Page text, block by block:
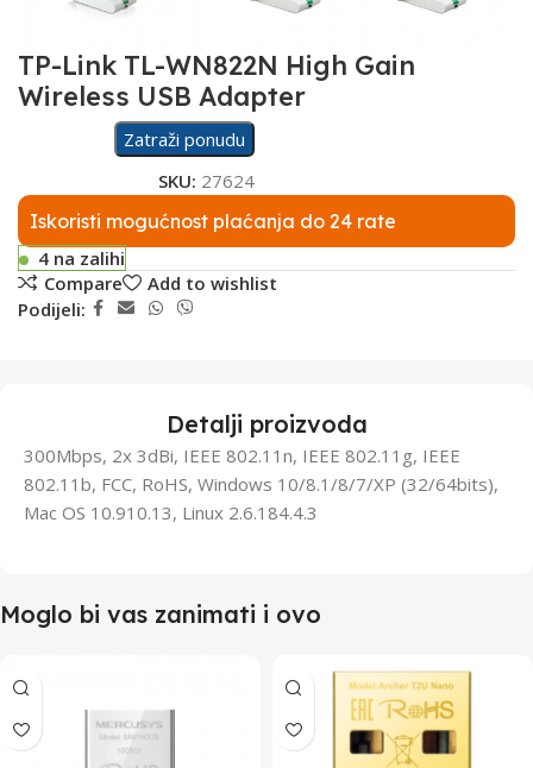
TP-Link TL-WN822N High Gain
Wireless USB Adapter
Zatraži ponudu
SKU: 27624
Iskoristi mogućnost plaćanja do 24 rate
4 na zalihi
Compare
Add to wishlist
Podijeli:
Detalji proizvoda
300Mbps, 2x 3dBi, IEEE 802.11n, IEEE 802.11g, IEEE
802.11b, FCC, RoHS, Windows 10/8.1/8/7/XP (32/64bits),
Mac OS 10.910.13, Linux 2.6.184.4.3
Moglo bi vas zanimati i ovo